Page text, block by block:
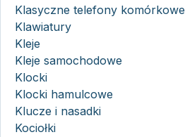
Klasyczne telefony komórkowe
Klawiatury
Kleje
Kleje samochodowe
Klocki
Klocki hamulcowe
Klucze i nasadki
Kociołki